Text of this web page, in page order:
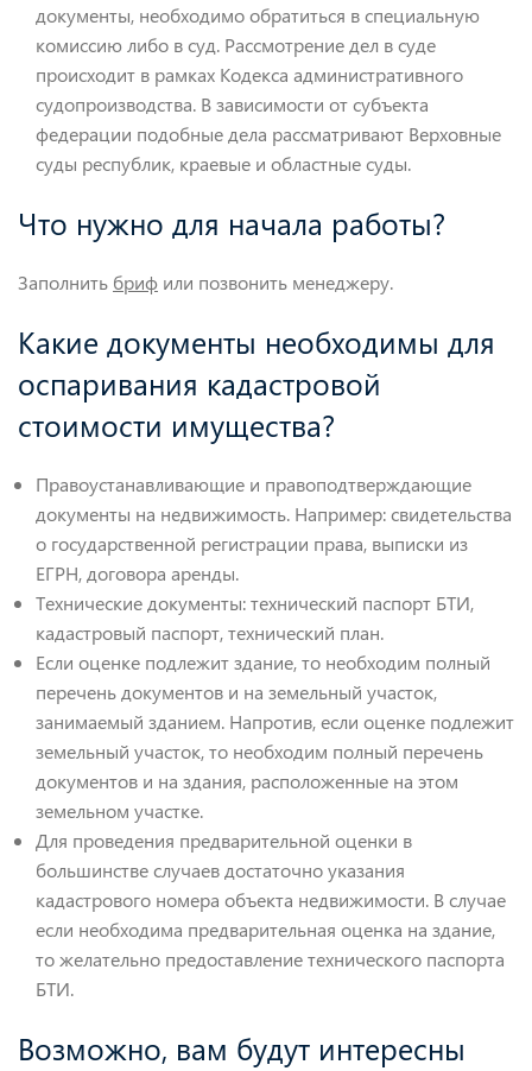
документы, необходимо обратиться в специальную
комиссию либо в суд. Рассмотрение дел в суде
происходит в рамках Кодекса административного
судопроизводства. В зависимости от субъекта
федерации подобные дела рассматривают Верховные
суды республик, краевые и областные суды.
Что нужно для начала работы?
Заполнить бриф или позвонить менеджеру.
Какие документы необходимы для
оспаривания кадастровой
стоимости имущества?
Правоустанавливающие и правоподтверждающие
документы на недвижимость. Например: свидетельства
о государственной регистрации права, выписки из
ЕГРН, договора аренды.
Технические документы: технический паспорт БТИ,
кадастровый паспорт, технический план.
Если оценке подлежит здание, то необходим полный
перечень документов и на земельный участок,
занимаемый зданием. Напротив, если оценке подлежит
земельный участок, то необходим полный перечень
документов и на здания, расположенные на этом
земельном участке.
Для проведения предварительной оценки в
большинстве случаев достаточно указания
кадастрового номера объекта недвижимости. В случае
если необходима предварительная оценка на здание,
то желательно предоставление технического паспорта
БТИ.
Возможно, вам будут интересны